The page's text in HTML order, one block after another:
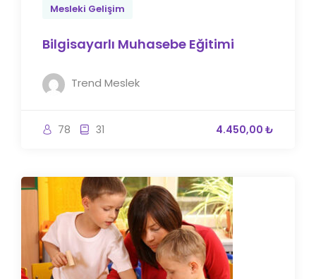
Mesleki Gelişim
Bilgisayarlı Muhasebe Eğitimi
Trend Meslek
78 31 4.450,00 ₺